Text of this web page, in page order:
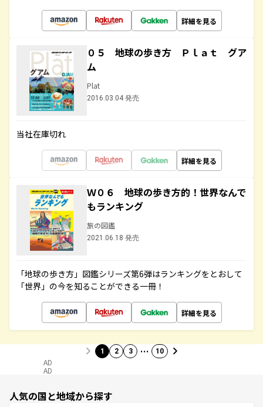
詳細を見る
０５ 地球の歩き方 Ｐｌａｔ グア
ム
Plat
2016.03.04 発売
当社在庫切れ
詳細を見る
Ｗ０６ 地球の歩き方的！世界なんで
もランキング
旅の図鑑
2021.06.18 発売
「地球の歩き方」図鑑シリーズ第6弾はランキングをとおして
「世界」の今を知ることができる一冊！
詳細を見る
1 2 3 … 10
AD
AD
人気の国と地域から探す